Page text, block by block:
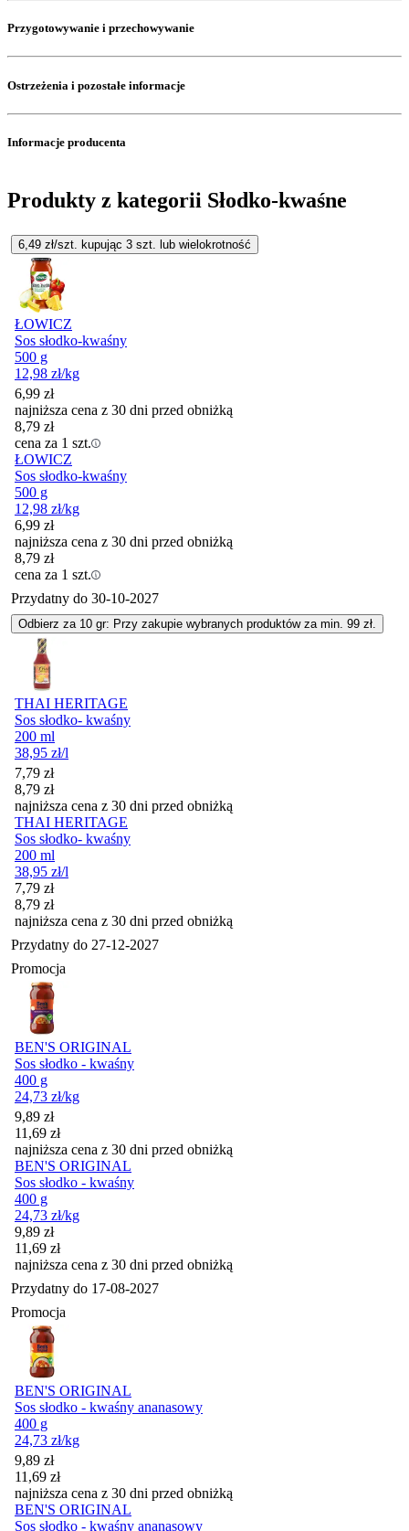
Przygotowywanie i przechowywanie
Ostrzeżenia i pozostałe informacje
Informacje producenta
Produkty z kategorii Słodko-kwaśne
6,49 zł/szt. kupując 3 szt. lub wielokrotność
ŁOWICZ
Sos słodko-kwaśny
500 g
12,98 zł/kg
6,99 zł
najniższa cena z 30 dni przed obniżką
8,79 zł
cena za 1 szt.
ŁOWICZ
Sos słodko-kwaśny
500 g
12,98 zł/kg
6,99 zł
najniższa cena z 30 dni przed obniżką
8,79 zł
cena za 1 szt.
Przydatny do 30-10-2027
Odbierz za 10 gr: Przy zakupie wybranych produktów za min. 99 zł.
THAI HERITAGE
Sos słodko- kwaśny
200 ml
38,95 zł/l
Cena promocyjna
7,79 zł
8,79 zł
najniższa cena z 30 dni przed obniżką
THAI HERITAGE
Sos słodko- kwaśny
200 ml
38,95 zł/l
Cena promocyjna
7,79 zł
8,79 zł
najniższa cena z 30 dni przed obniżką
Przydatny do 27-12-2027
Promocja
BEN'S ORIGINAL
Sos słodko - kwaśny
400 g
24,73 zł/kg
Cena promocyjna
9,89 zł
11,69 zł
najniższa cena z 30 dni przed obniżką
BEN'S ORIGINAL
Sos słodko - kwaśny
400 g
24,73 zł/kg
Cena promocyjna
9,89 zł
11,69 zł
najniższa cena z 30 dni przed obniżką
Przydatny do 17-08-2027
Promocja
BEN'S ORIGINAL
Sos słodko - kwaśny ananasowy
400 g
24,73 zł/kg
Cena promocyjna
9,89 zł
11,69 zł
najniższa cena z 30 dni przed obniżką
BEN'S ORIGINAL
Sos słodko - kwaśny ananasowy